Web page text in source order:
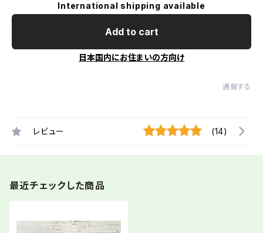
International shipping available
Add to cart
日本国内にお住まいの方向け
通報する
レビュー (14)
最近チェックした商品